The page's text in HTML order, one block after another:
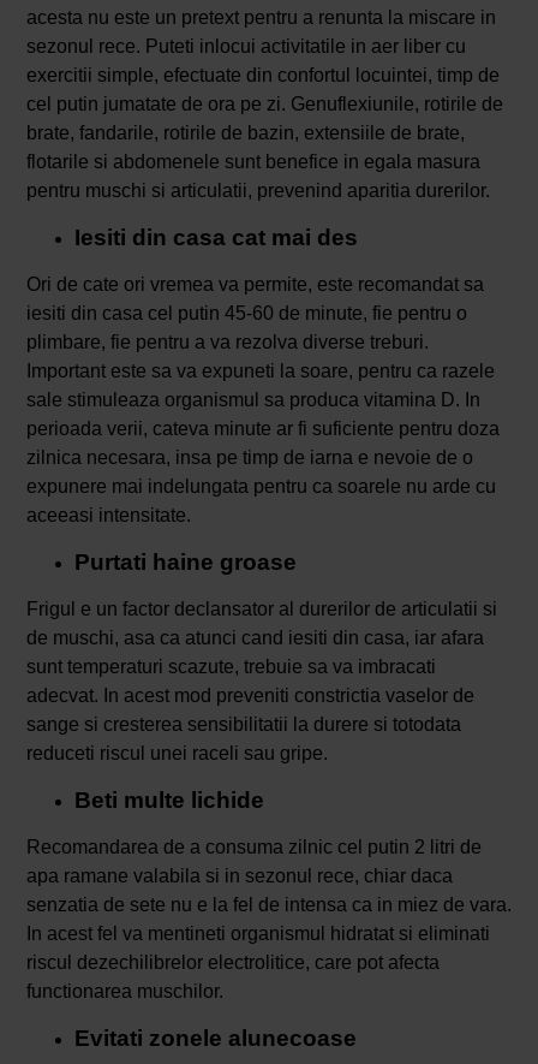
acesta nu este un pretext pentru a renunta la miscare in
sezonul rece. Puteti inlocui activitatile in aer liber cu
exercitii simple, efectuate din confortul locuintei, timp de
cel putin jumatate de ora pe zi. Genuflexiunile, rotirile de
brate, fandarile, rotirile de bazin, extensiile de brate,
flotarile si abdomenele sunt benefice in egala masura
pentru muschi si articulatii, prevenind aparitia durerilor.
Iesiti din casa cat mai des
Ori de cate ori vremea va permite, este recomandat sa
iesiti din casa cel putin 45-60 de minute, fie pentru o
plimbare, fie pentru a va rezolva diverse treburi.
Important este sa va expuneti la soare, pentru ca razele
sale stimuleaza organismul sa produca vitamina D. In
perioada verii, cateva minute ar fi suficiente pentru doza
zilnica necesara, insa pe timp de iarna e nevoie de o
expunere mai indelungata pentru ca soarele nu arde cu
aceeasi intensitate.
Purtati haine groase
Frigul e un factor declansator al durerilor de articulatii si
de muschi, asa ca atunci cand iesiti din casa, iar afara
sunt temperaturi scazute, trebuie sa va imbracati
adecvat. In acest mod preveniti constrictia vaselor de
sange si cresterea sensibilitatii la durere si totodata
reduceti riscul unei raceli sau gripe.
Beti multe lichide
Recomandarea de a consuma zilnic cel putin 2 litri de
apa ramane valabila si in sezonul rece, chiar daca
senzatia de sete nu e la fel de intensa ca in miez de vara.
In acest fel va mentineti organismul hidratat si eliminati
riscul dezechilibrelor electrolitice, care pot afecta
functionarea muschilor.
Evitati zonele alunecoase